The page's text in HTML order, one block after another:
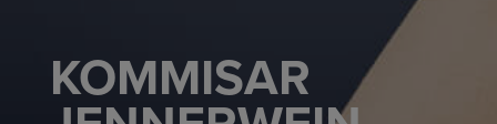
KOMMISAR